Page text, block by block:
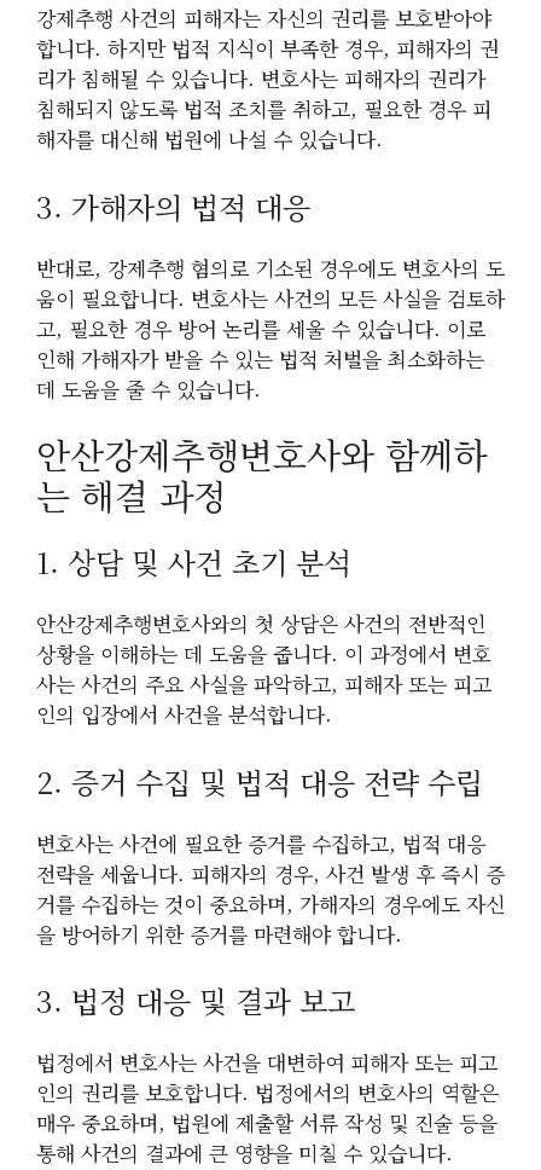
강제추행 사건의 피해자는 자신의 권리를 보호받아야
합니다. 하지만 법적 지식이 부족한 경우, 피해자의 권
리가 침해될 수 있습니다. 변호사는 피해자의 권리가
침해되지 않도록 법적 조치를 취하고, 필요한 경우 피
해자를 대신해 법원에 나설 수 있습니다.
3. 가해자의 법적 대응
반대로, 강제추행 혐의로 기소된 경우에도 변호사의 도
움이 필요합니다. 변호사는 사건의 모든 사실을 검토하
고, 필요한 경우 방어 논리를 세울 수 있습니다. 이로
인해 가해자가 받을 수 있는 법적 처벌을 최소화하는
데 도움을 줄 수 있습니다.
안산강제추행변호사와 함께하
는 해결 과정
1. 상담 및 사건 초기 분석
안산강제추행변호사와의 첫 상담은 사건의 전반적인
상황을 이해하는 데 도움을 줍니다. 이 과정에서 변호
사는 사건의 주요 사실을 파악하고, 피해자 또는 피고
인의 입장에서 사건을 분석합니다.
2. 증거 수집 및 법적 대응 전략 수립
변호사는 사건에 필요한 증거를 수집하고, 법적 대응
전략을 세웁니다. 피해자의 경우, 사건 발생 후 즉시 증
거를 수집하는 것이 중요하며, 가해자의 경우에도 자신
을 방어하기 위한 증거를 마련해야 합니다.
3. 법정 대응 및 결과 보고
법정에서 변호사는 사건을 대변하여 피해자 또는 피고
인의 권리를 보호합니다. 법정에서의 변호사의 역할은
매우 중요하며, 법원에 제출할 서류 작성 및 진술 등을
통해 사건의 결과에 큰 영향을 미칠 수 있습니다.